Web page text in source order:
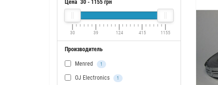
Цена 30 - 1155 грн
30 39 124 415 1155
Производитель
Menred 1
OJ Electronics 1